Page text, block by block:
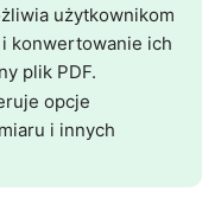
użytkownikom
konwertowanie ich
plik PDF.
opcje
i innych